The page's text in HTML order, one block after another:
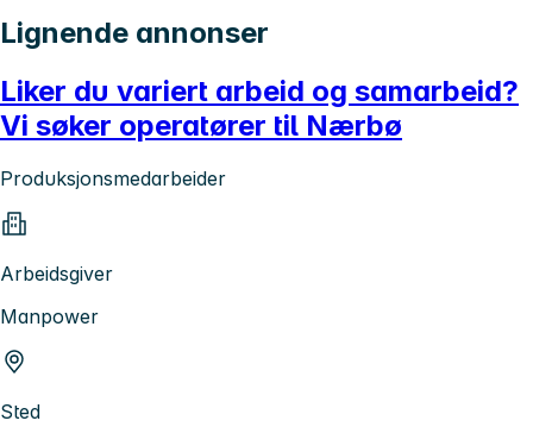
Lignende annonser
Liker du variert arbeid og samarbeid?
Vi søker operatører til Nærbø
Produksjonsmedarbeider
Arbeidsgiver
Manpower
Sted